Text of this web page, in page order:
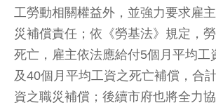
工勞動相關權益外，並強力要求雇
災補償責任；依《勞基法》規定，
死亡，雇主依法應給付5個月平均工
及40個月平均工資之死亡補償，合
資之職災補償；後續市府也將全力